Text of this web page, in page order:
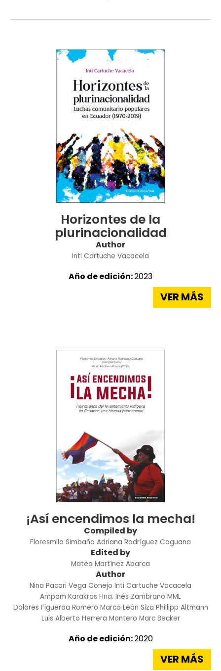
Horizontes de la
plurinacionalidad
Author
Inti Cartuche Vacacela
Año de edición:2023
VER MÁS
¡Así encendimos la mecha!
Compiled by
Floresmilo Simbaña Adriana Rodríguez Caguana
Edited by
Mateo Martínez Abarca
Author
Nina Pacari Vega Conejo Inti Cartuche Vacacela
Ampam Karakras Hna. Inés Zambrano MML
Dolores Figueroa Romero Marco León Siza Phillipp Altmann
Luis Alberto Herrera Montero Marc Becker
Año de edición:2020
VER MÁS